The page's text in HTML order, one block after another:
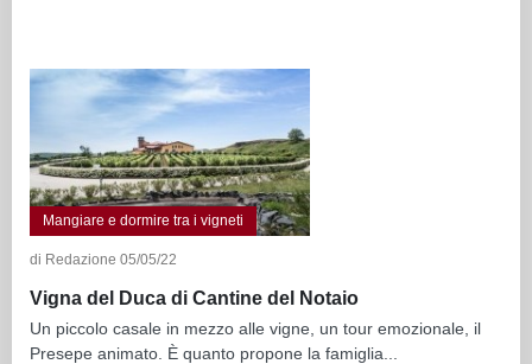
Mangiare e dormire tra i vigneti
di Redazione 05/05/22
Vigna del Duca di Cantine del Notaio
Un piccolo casale in mezzo alle vigne, un tour emozionale, il
Presepe animato. È quanto propone la famiglia...